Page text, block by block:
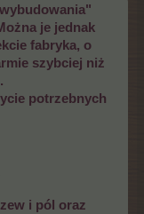
je jednak
fabryka, o
szybciej niż
potrzebnych
i pól oraz